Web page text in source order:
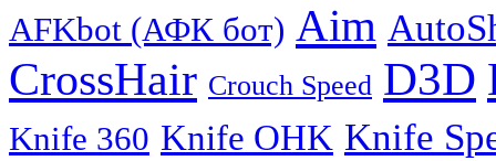
AFKbot (АФК бот) Aim
CrossHair Crouch Speed D3D
Knife 360 Knife OHK Knife